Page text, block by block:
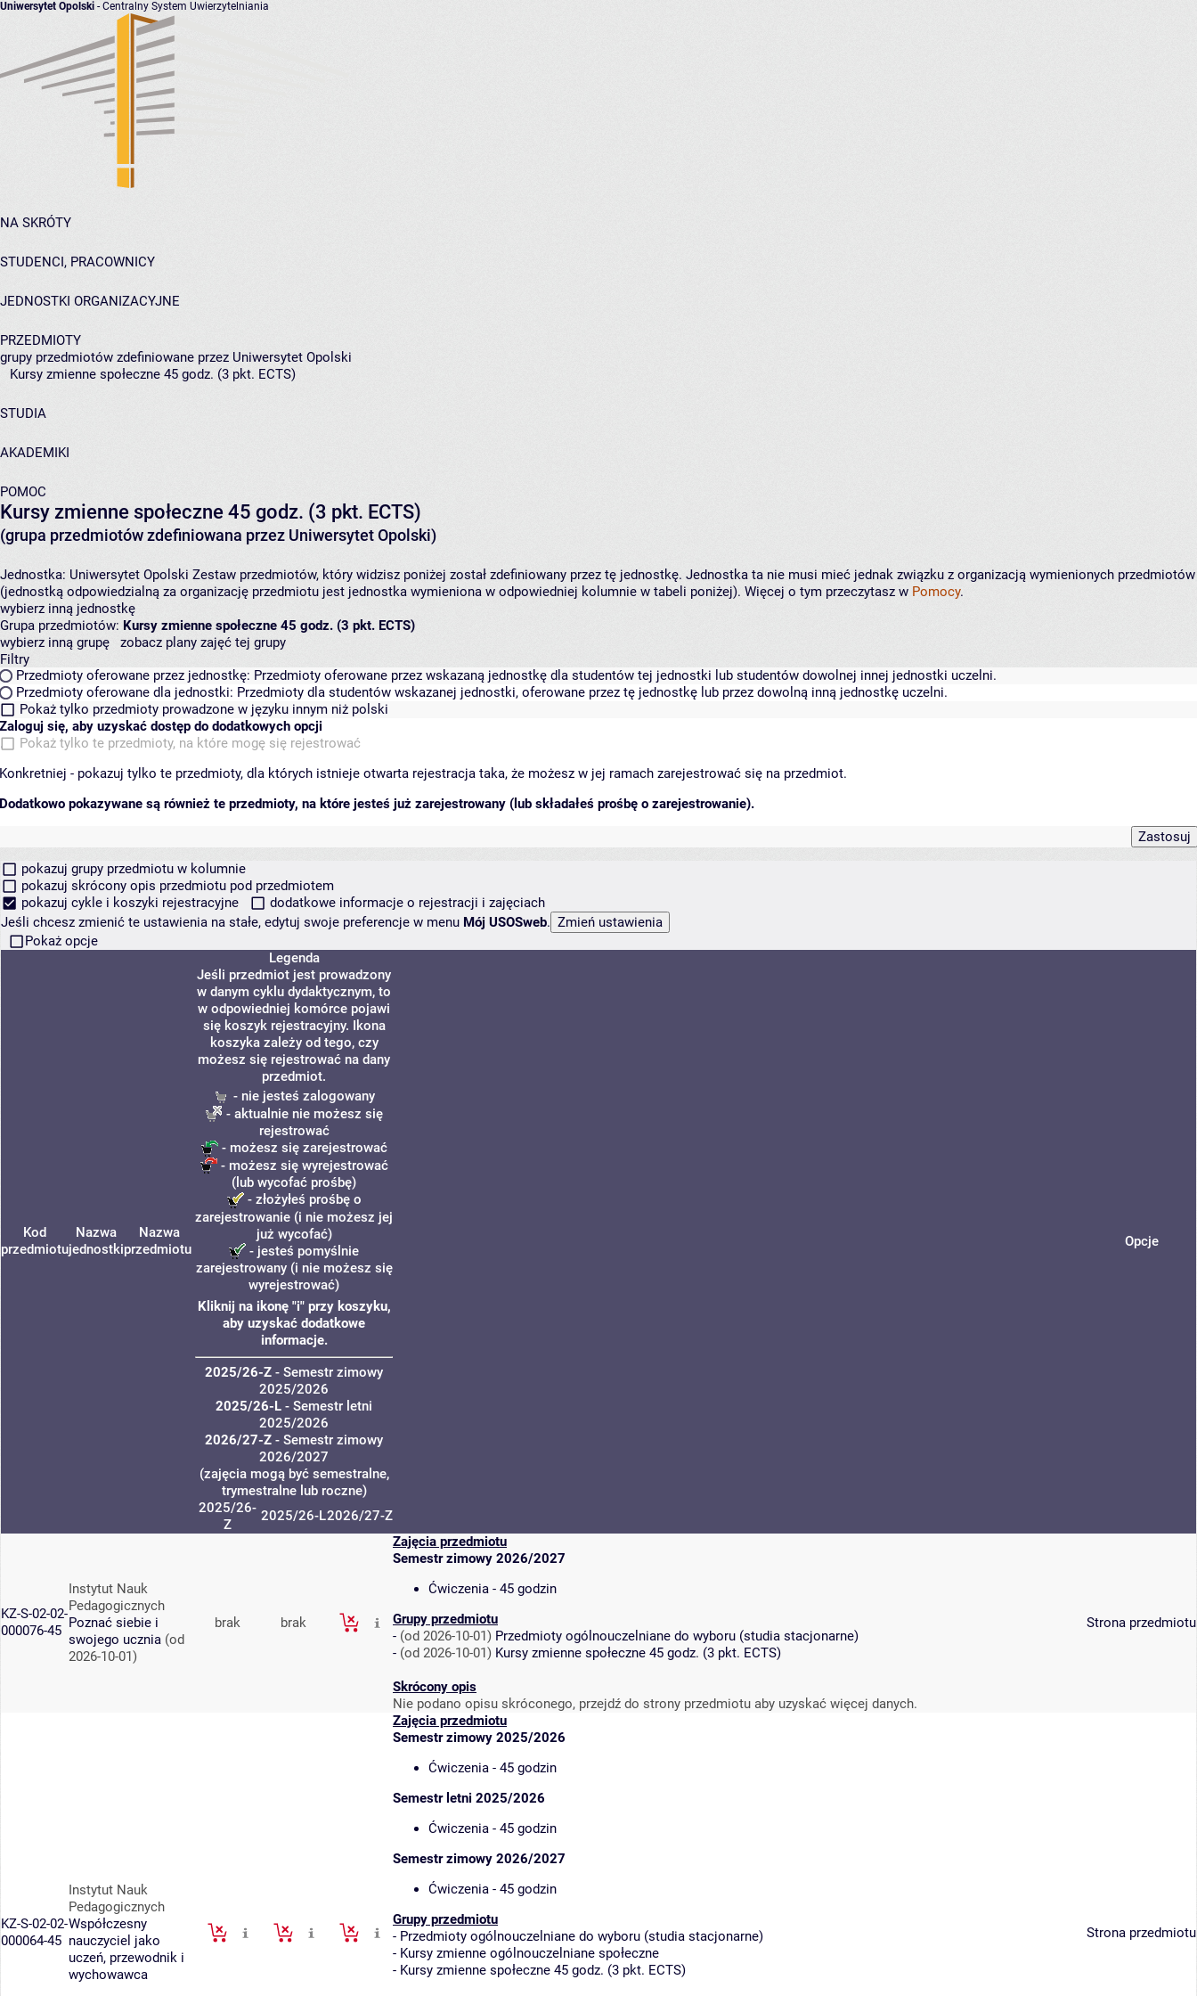
Uniwersytet Opolski - Centralny System Uwierzytelniania
NA SKRÓTY
STUDENCI, PRACOWNICY
JEDNOSTKI ORGANIZACYJNE
PRZEDMIOTY
grupy przedmiotów zdefiniowane przez Uniwersytet Opolski
Kursy zmienne społeczne 45 godz. (3 pkt. ECTS)
STUDIA
AKADEMIKI
POMOC
Kursy zmienne społeczne 45 godz. (3 pkt. ECTS)
(grupa przedmiotów zdefiniowana przez Uniwersytet Opolski)
Jednostka: Uniwersytet Opolski Zestaw przedmiotów, który widzisz poniżej został zdefiniowany przez tę jednostkę. Jednostka ta nie musi mieć jednak związku z organizacją wymienionych przedmiotów
(jednostką odpowiedzialną za organizację przedmiotu jest jednostka wymieniona w odpowiedniej kolumnie w tabeli poniżej). Więcej o tym przeczytasz w Pomocy.
wybierz inną jednostkę
Grupa przedmiotów: Kursy zmienne społeczne 45 godz. (3 pkt. ECTS)
wybierz inną grupę
zobacz plany zajęć tej grupy
Filtry
Przedmioty oferowane przez jednostkę: Przedmioty oferowane przez wskazaną jednostkę dla studentów tej jednostki lub studentów dowolnej innej jednostki uczelni.
Przedmioty oferowane dla jednostki: Przedmioty dla studentów wskazanej jednostki, oferowane przez tę jednostkę lub przez dowolną inną jednostkę uczelni.
Pokaż tylko przedmioty prowadzone w języku innym niż polski
Zaloguj się, aby uzyskać dostęp do dodatkowych opcji
Pokaż tylko te przedmioty, na które mogę się rejestrować
Konkretniej - pokazuj tylko te przedmioty, dla których istnieje otwarta rejestracja taka, że możesz w jej ramach zarejestrować się na przedmiot.
Dodatkowo pokazywane są również te przedmioty, na które jesteś już zarejestrowany (lub składałeś prośbę o zarejestrowanie).
pokazuj grupy przedmiotu w kolumnie
pokazuj skrócony opis przedmiotu pod przedmiotem
pokazuj cykle i koszyki rejestracyjne
dodatkowe informacje o rejestracji i zajęciach
Jeśli chcesz zmienić te ustawienia na stałe, edytuj swoje preferencje w menu Mój USOSweb.
Pokaż opcje
Kod
przedmiotu
Nazwa
jednostki
Nazwa
przedmiotu
Legenda
Jeśli przedmiot jest prowadzony
w danym cyklu dydaktycznym, to
w odpowiedniej komórce pojawi
się koszyk rejestracyjny. Ikona
koszyka zależy od tego, czy
możesz się rejestrować na dany
przedmiot.
- nie jesteś zalogowany
- aktualnie nie możesz się
rejestrować
- możesz się zarejestrować
- możesz się wyrejestrować
(lub wycofać prośbę)
- złożyłeś prośbę o
zarejestrowanie (i nie możesz jej
już wycofać)
- jesteś pomyślnie
zarejestrowany (i nie możesz się
wyrejestrować)
Kliknij na ikonę "i" przy koszyku,
aby uzyskać dodatkowe
informacje.
2025/26-Z - Semestr zimowy
2025/2026
2025/26-L - Semestr letni
2025/2026
2026/27-Z - Semestr zimowy
2026/2027
(zajęcia mogą być semestralne,
trymestralne lub roczne)
Opcje
2025/26-
Z
2025/26-L2026/27-Z
KZ-S-02-02-
000076-45
Instytut Nauk
Pedagogicznych
Poznać siebie i
swojego ucznia (od
2026-10-01)
brak brak
Zajęcia przedmiotu
Semestr zimowy 2026/2027
Ćwiczenia - 45 godzin
Grupy przedmiotu
- (od 2026-10-01) Przedmioty ogólnouczelniane do wyboru (studia stacjonarne)
- (od 2026-10-01) Kursy zmienne społeczne 45 godz. (3 pkt. ECTS)
Skrócony opis
Nie podano opisu skróconego, przejdź do strony przedmiotu aby uzyskać więcej danych.
Strona przedmiotu
KZ-S-02-02-
000064-45
Instytut Nauk
Pedagogicznych
Współczesny
nauczyciel jako
uczeń, przewodnik i
wychowawca
Zajęcia przedmiotu
Semestr zimowy 2025/2026
Ćwiczenia - 45 godzin
Semestr letni 2025/2026
Ćwiczenia - 45 godzin
Semestr zimowy 2026/2027
Ćwiczenia - 45 godzin
Grupy przedmiotu
- Przedmioty ogólnouczelniane do wyboru (studia stacjonarne)
- Kursy zmienne ogólnouczelniane społeczne
- Kursy zmienne społeczne 45 godz. (3 pkt. ECTS)
Strona przedmiotu